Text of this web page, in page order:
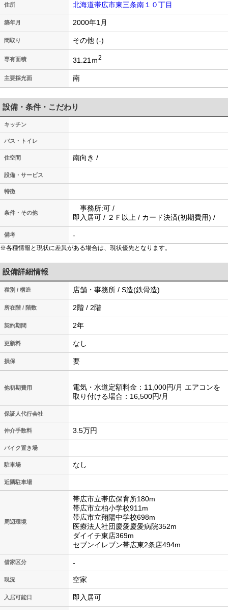
住所 北海道帯広市東三条南１０丁目
築年月 2000年1月
間取り その他 (-)
専有面積 31.21ｍ2
主要採光面 南
設備・条件・こだわり
キッチン
バス・トイレ
住空間 南向き /
設備・サービス
特徴
条件・その他
事務所:可 /
即入居可 / ２Ｆ以上 / カード決済(初期費用) /
備考 -
※各種情報と現状に差異がある場合は、現状優先となります。
設備詳細情報
種別 / 構造 店舗・事務所 / S造(鉄骨造)
所在階 / 階数 2階 / 2階
契約期間 2年
更新料 なし
損保 要
他初期費用
電気・水道定額料金：11,000円/月 エアコンを
取り付ける場合：16,500円/月
保証人代行会社
仲介手数料 3.5万円
バイク置き場
駐車場 なし
近隣駐車場
周辺環境
帯広市立帯広保育所180m
帯広市立柏小学校911m
帯広市立翔陽中学校698m
医療法人社団慶愛慶愛病院352m
ダイイチ東店369m
セブンイレブン帯広東2条店494m
借家区分 -
現況 空家
入居可能日 即入居可